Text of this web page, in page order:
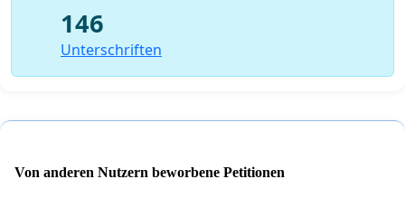
146
Unterschriften
Von anderen Nutzern beworbene Petitionen